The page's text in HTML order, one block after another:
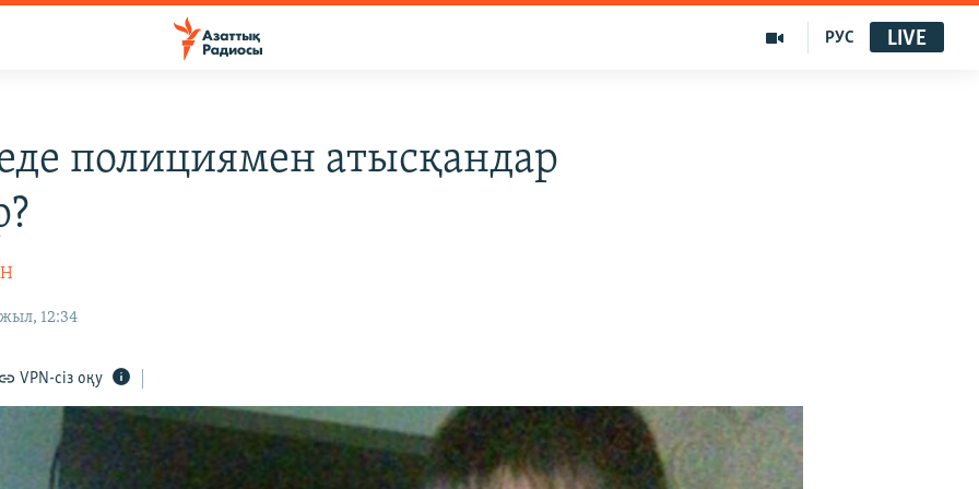
РУС LIVE
полициямен атысқандар
12:34
VPN-сіз оқу